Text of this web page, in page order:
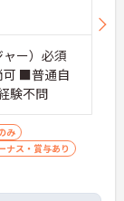
ー）必須
可 ■普通自
験不問
み
ナス・賞与あり